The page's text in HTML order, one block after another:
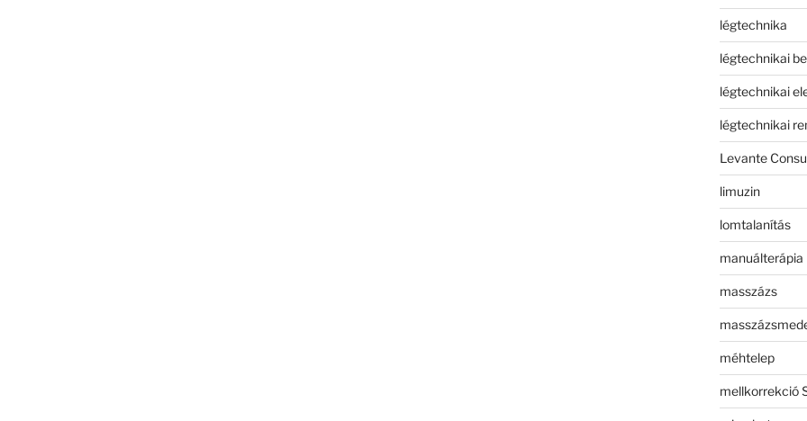
légtechnika
légtechnikai
légtechnikai
légtechnikai
Levante
limuzin
lomtalanítás
manuálterápia
masszázs
méhtelep
mellkorrekció